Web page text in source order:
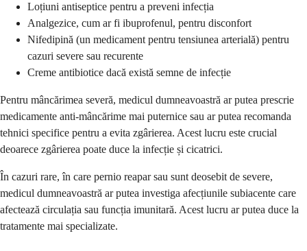
Loțiuni antiseptice pentru a preveni infecția
Analgezice, cum ar fi ibuprofenul, pentru disconfort
Nifedipină (un medicament pentru tensiunea arterială) pentru
cazuri severe sau recurente
Creme antibiotice dacă există semne de infecție
Pentru mâncărimea severă, medicul dumneavoastră ar putea prescrie
medicamente anti-mâncărime mai puternice sau ar putea recomanda
tehnici specifice pentru a evita zgârierea. Acest lucru este crucial
deoarece zgârierea poate duce la infecție și cicatrici.
În cazuri rare, în care pernio reapar sau sunt deosebit de severe,
medicul dumneavoastră ar putea investiga afecțiunile subiacente care
afectează circulația sau funcția imunitară. Acest lucru ar putea duce la
tratamente mai specializate.